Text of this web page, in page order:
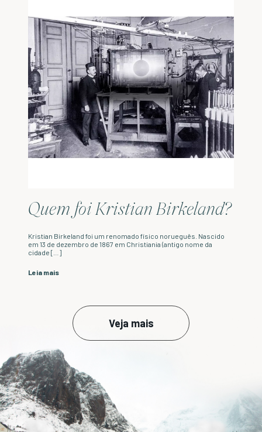
Quem foi Kristian Birkeland?
Kristian Birkeland foi um renomado físico norueguês. Nascido
em 13 de dezembro de 1867 em Christiania (antigo nome da
cidade […]
Leia mais
Veja mais